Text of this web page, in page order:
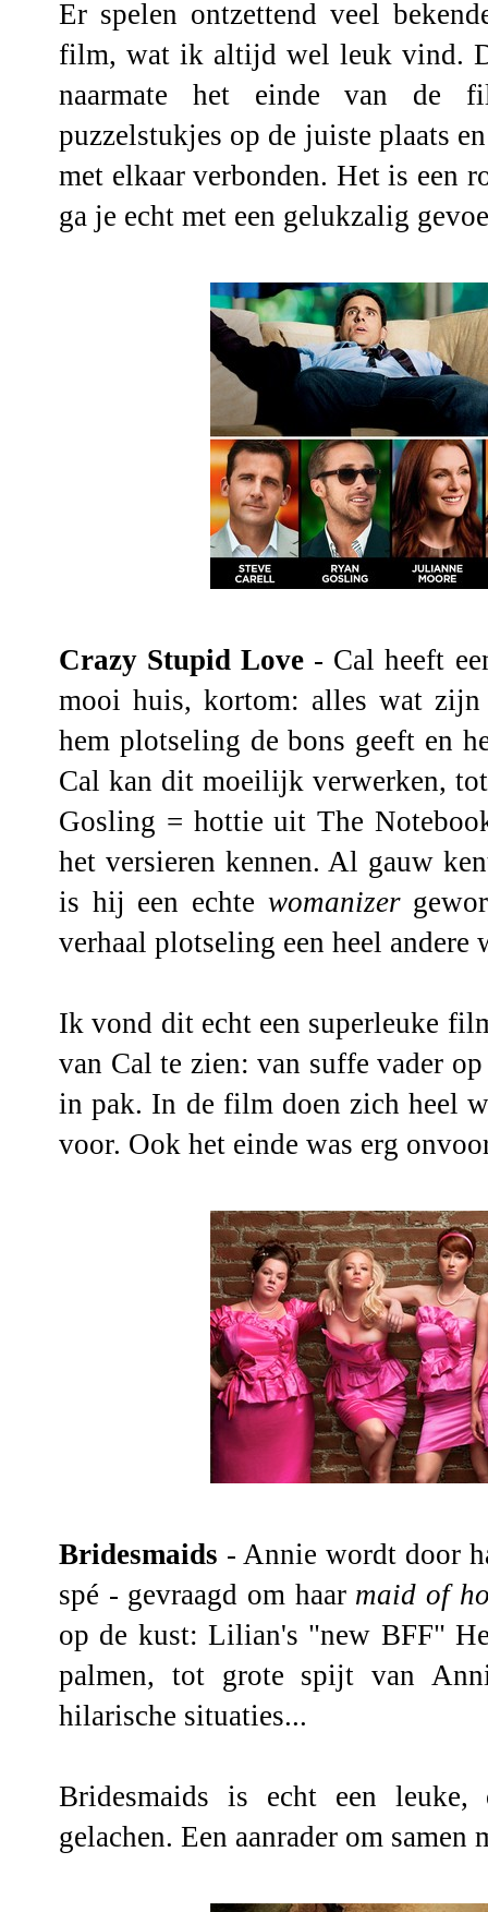
Er spelen ontzettend veel
film, wat ik altijd wel leuk vind.
naarmate het einde van de
puzzelstukjes op de juiste plaats
met elkaar verbonden. Het is een
ga je echt met een gelukzalig
Crazy Stupid Love - Cal heeft
mooi huis, kortom: alles wat
hem plotseling de bons geeft en
Cal kan dit moeilijk verwerken,
Gosling = hottie uit The
het versieren kennen. Al gauw
is hij een echte womanizer
verhaal plotseling een heel andere
Ik vond dit echt een superleuke
van Cal te zien: van suffe vader
in pak. In de film doen zich heel
voor. Ook het einde was erg
Bridesmaids - Annie wordt door
spé - gevraagd om haar maid of
op de kust: Lilian's "new BFF"
palmen, tot grote spijt van
hilarische situaties...
Bridesmaids is echt een
gelachen. Een aanrader om